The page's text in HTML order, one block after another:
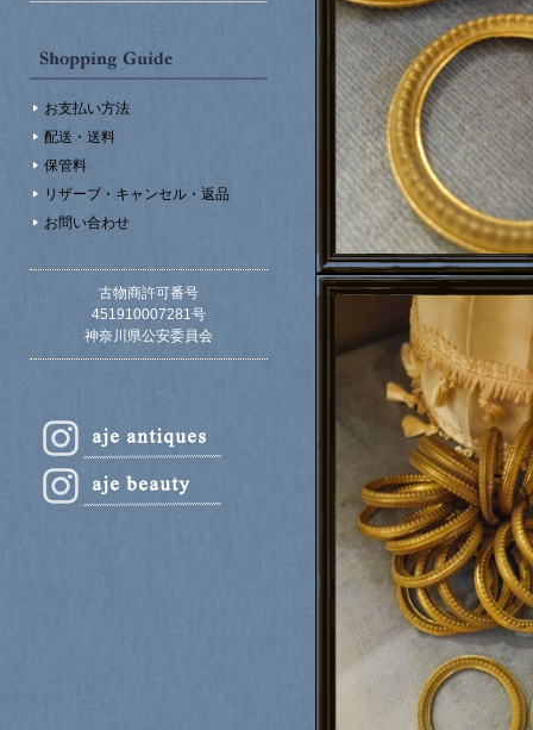
お支払い方法
配送・送料
保管料
リザーブ・キャンセル・返品
お問い合わせ
古物商許可番号
451910007281号
神奈川県公安委員会